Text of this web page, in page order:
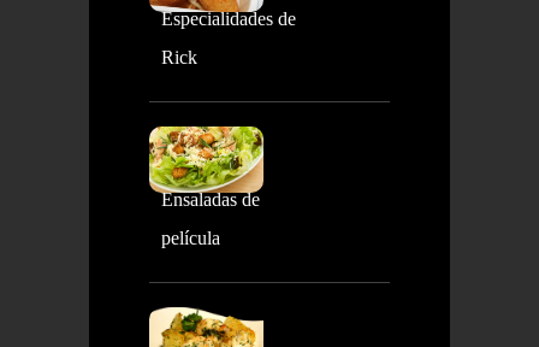
Especialidades de
Rick
Ensaladas de
película